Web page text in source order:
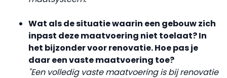
Wat als de situatie waarin een gebouw zich
inpast deze maatvoering niet toelaat? In
het bijzonder voor renovatie. Hoe pas je
daar een vaste maatvoering toe?
"Een volledig vaste maatvoering is bij renovatie